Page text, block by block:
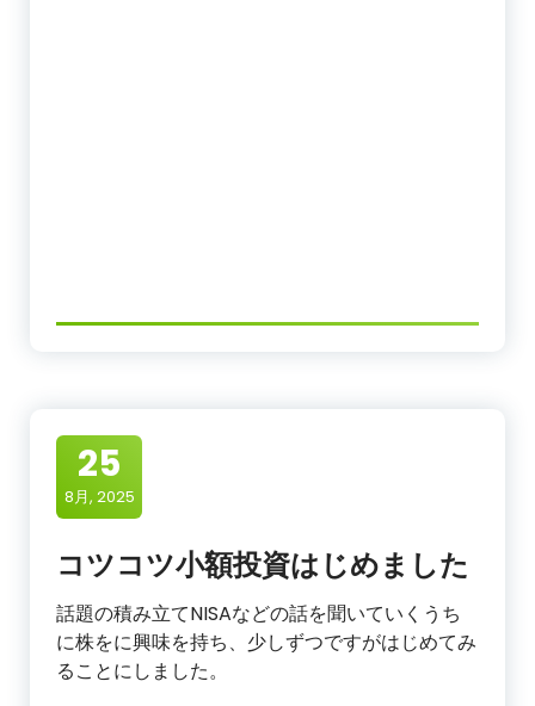
25
8月, 2025
コツコツ小額投資はじめました
話題の積み立てNISAなどの話を聞いていくうち
に株をに興味を持ち、少しずつですがはじめてみ
ることにしました。